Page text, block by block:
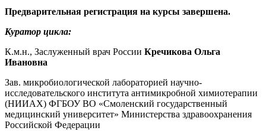
Предварительная регистрация на курсы завершена.
Куратор цикла:
К.м.н., Заслуженный врач России Кречикова Ольга
Ивановна
Зав. микробиологической лабораторией научно-
исследовательского института антимикробной химиотерапии
(НИИАХ) ФГБОУ ВО «Смоленский государственный
медицинский университет» Министерства здравоохранения
Российской Федерации